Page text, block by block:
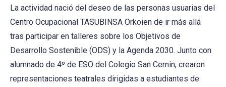
La actividad nació del deseo de las personas usuarias del
Centro Ocupacional TASUBINSA Orkoien de ir más allá
tras participar en talleres sobre los Objetivos de
Desarrollo Sostenible (ODS) y la Agenda 2030. Junto con
alumnado de 4º de ESO del Colegio San Cernin, crearon
representaciones teatrales dirigidas a estudiantes de